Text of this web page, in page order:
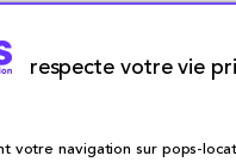
respecte votre vie
votre navigation sur pops-